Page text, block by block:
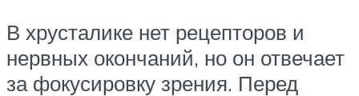
В хрусталике нет рецепторов и
нервных окончаний, но он отвечает
за фокусировку зрения. Перед